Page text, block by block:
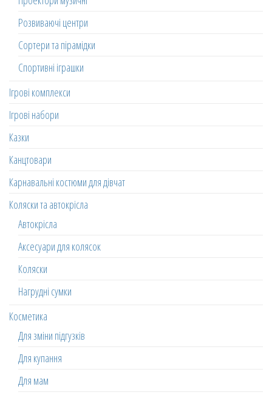
Розвиваючі центри
Сортери та пірамідки
Спортивні іграшки
Ігрові комплекси
Ігрові набори
Казки
Канцтовари
Карнавальні костюми для дівчат
Коляски та автокрісла
Автокрісла
Аксесуари для колясок
Коляски
Нагрудні сумки
Косметика
Для зміни підгузків
Для купання
Для мам